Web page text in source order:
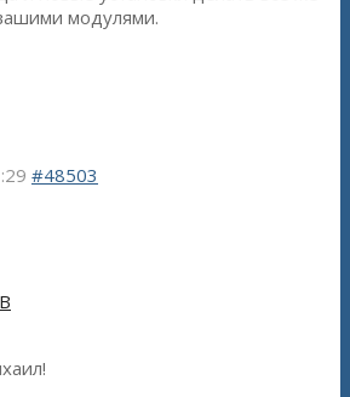
модулями.
#48503